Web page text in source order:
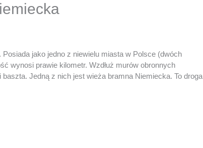
jako jedno z niewielu miasta w Polsce (dwóch
wynosi prawie kilometr. Wzdłuż murów obronnych
Jedną z nich jest wieża bramna Niemiecka. To droga